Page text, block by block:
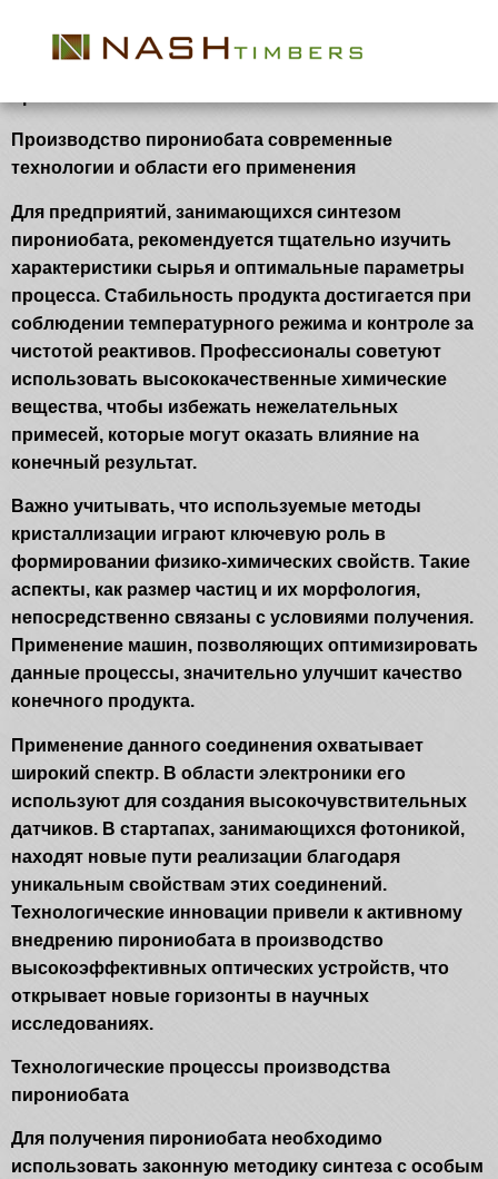
Производство пирониобата современные
технологии и области его применения
Для предприятий, занимающихся синтезом
пирониобата, рекомендуется тщательно изучить
характеристики сырья и оптимальные параметры
процесса. Стабильность продукта достигается при
соблюдении температурного режима и контроле за
чистотой реактивов. Профессионалы советуют
использовать высококачественные химические
вещества, чтобы избежать нежелательных
примесей, которые могут оказать влияние на
конечный результат.
Важно учитывать, что используемые методы
кристаллизации играют ключевую роль в
формировании физико-химических свойств. Такие
аспекты, как размер частиц и их морфология,
непосредственно связаны с условиями получения.
Применение машин, позволяющих оптимизировать
данные процессы, значительно улучшит качество
конечного продукта.
Применение данного соединения охватывает
широкий спектр. В области электроники его
используют для создания высокочувствительных
датчиков. В стартапах, занимающихся фотоникой,
находят новые пути реализации благодаря
уникальным свойствам этих соединений.
Технологические инновации привели к активному
внедрению пирониобата в производство
высокоэффективных оптических устройств, что
открывает новые горизонты в научных
исследованиях.
Технологические процессы производства
пирониобата
Для получения пирониобата необходимо
использовать законную методику синтеза с особым